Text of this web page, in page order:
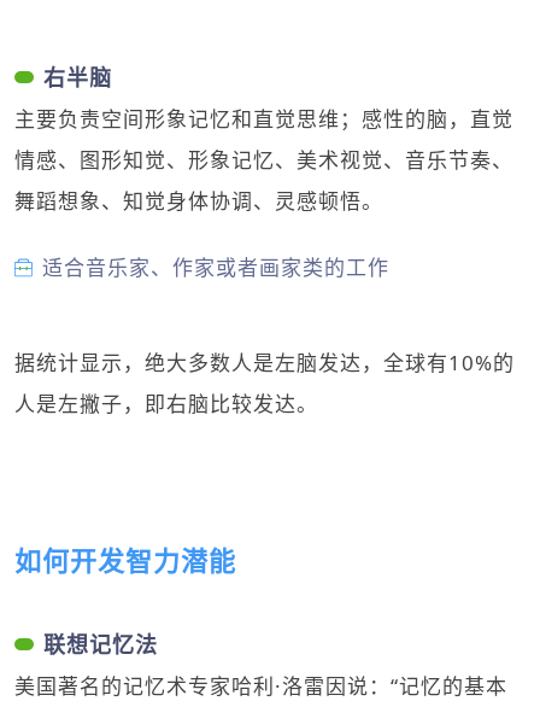
右半脑
主要负责空间形象记忆和直觉思维；感性的脑，直觉
情感、图形知觉、形象记忆、美术视觉、音乐节奏、
舞蹈想象、知觉身体协调、灵感顿悟。
适合音乐家、作家或者画家类的工作
据统计显示，绝大多数人是左脑发达，全球有10%的
人是左撇子，即右脑比较发达。
如何开发智力潜能
联想记忆法
美国著名的记忆术专家哈利·洛雷因说：“记忆的基本